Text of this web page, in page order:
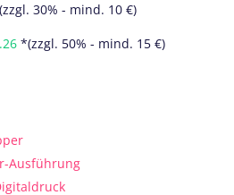
30% - mind. 10 €)
*(zzgl. 50% - mind. 15 €)
Ausführung